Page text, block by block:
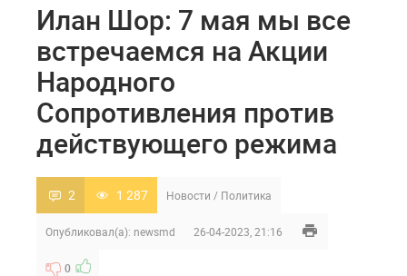
Илан Шор: 7 мая мы все
встречаемся на Акции
Народного
Сопротивления против
действующего режима
2 1 287 Новости / Политика
Опубликовал(а): newsmd 26-04-2023, 21:16
0